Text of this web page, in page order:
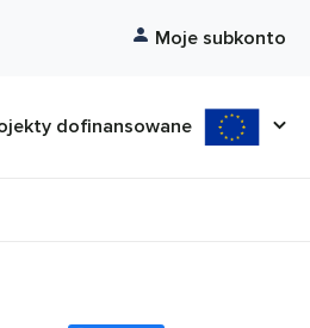
Moje subkonto
dofinansowane